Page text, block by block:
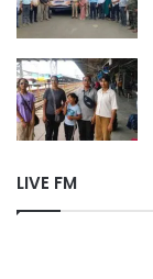
LIVE FM